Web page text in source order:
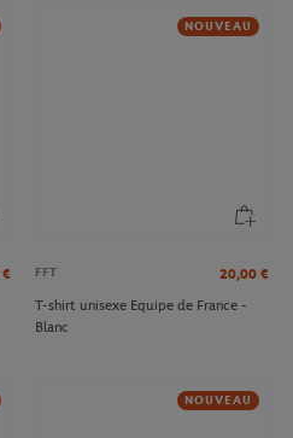
€
NOUVEAU
FFT 20,00 €
T-shirt unisexe Equipe de France -
Blanc
NOUVEAU